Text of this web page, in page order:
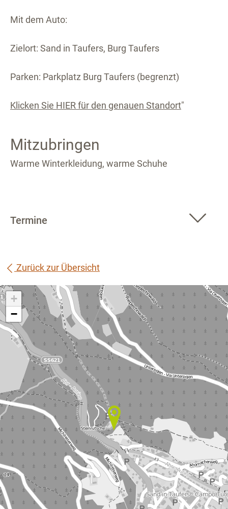
Mit dem Auto:
Zielort: Sand in Taufers, Burg Taufers
Parken: Parkplatz Burg Taufers (begrenzt)
Klicken Sie HIER für den genauen Standort"
Mitzubringen
Warme Winterkleidung, warme Schuhe
Termine
Zurück zur Übersicht
+
−